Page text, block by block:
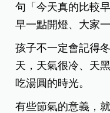
句「今天真的比較
早一點開燈、大家
孩子不一定會記得
天，天氣很冷、天
吃湯圓的時光。
有些節氣的意義，